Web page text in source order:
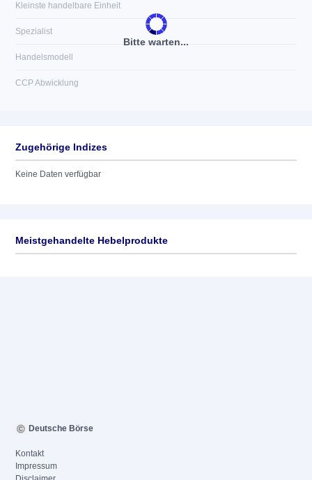
Bitte warten...
Kleinste handelbare Einheit
Spezialist
Handelsmodell
CCP Abwicklung
Zugehörige Indizes
Keine Daten verfügbar
Meistgehandelte Hebelprodukte
Deutsche Börse
Kontakt
Impressum